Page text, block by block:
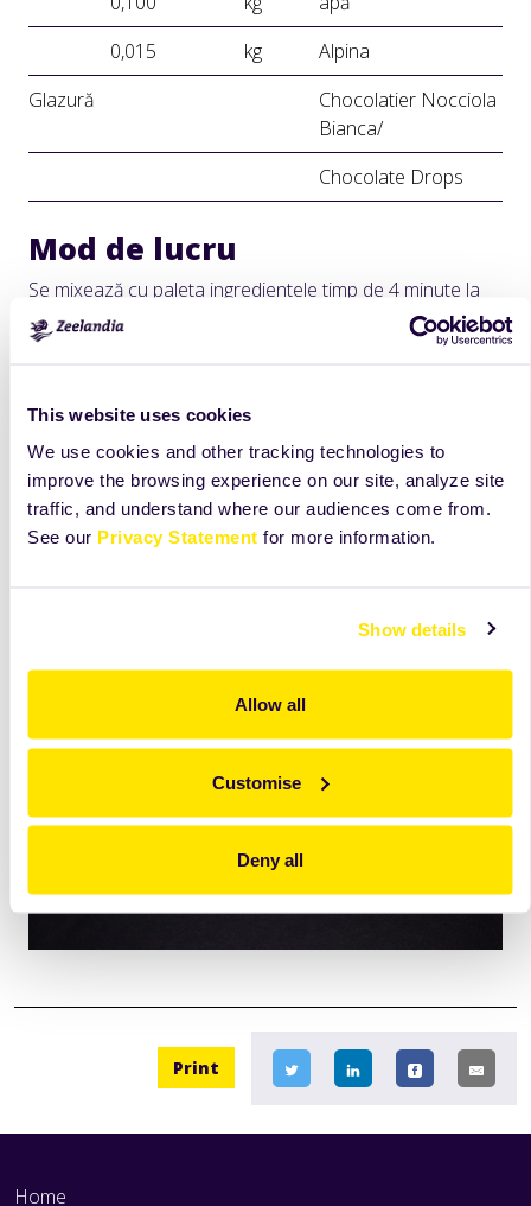
This website uses cookies
We use cookies and other tracking technologies to
improve the browsing experience on our site, analyze site
traffic, and understand where our audiences come from.
See our Privacy Statement for more information.
Show details
Allow all
Customise
Deny all
0,015
kg
Alpina
Glazură
Chocolatier Nocciola
Bianca/
Chocolate Drops
Mod de lucru
Se mixează cu paleta ingredientele timp de 4 minute la
viteză medie. Compoziția se pune în folie și se lasă la
frigider aproximativ o oră, apoi se formează bile de
Print
Home